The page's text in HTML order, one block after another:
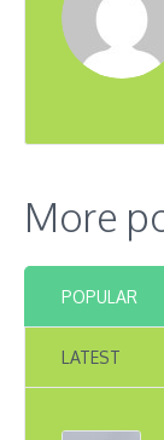
More
POPULAR
LATEST